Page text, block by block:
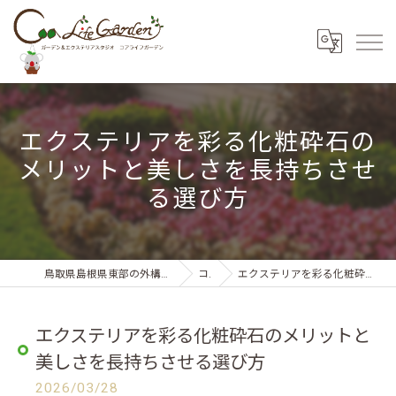
エクステリアを彩る化粧砕石の
メリットと美しさを長持ちさせ
る選び方
鳥取県島根県東部の外構・エクステリアならコアライフガーデン コラム エクステリアを彩る化粧砕石のメリットと美しさを長持ちさせる選び方
エクステリアを彩る化粧砕石のメリットと
美しさを長持ちさせる選び方
2026/03/28